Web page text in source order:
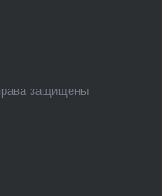
защищены